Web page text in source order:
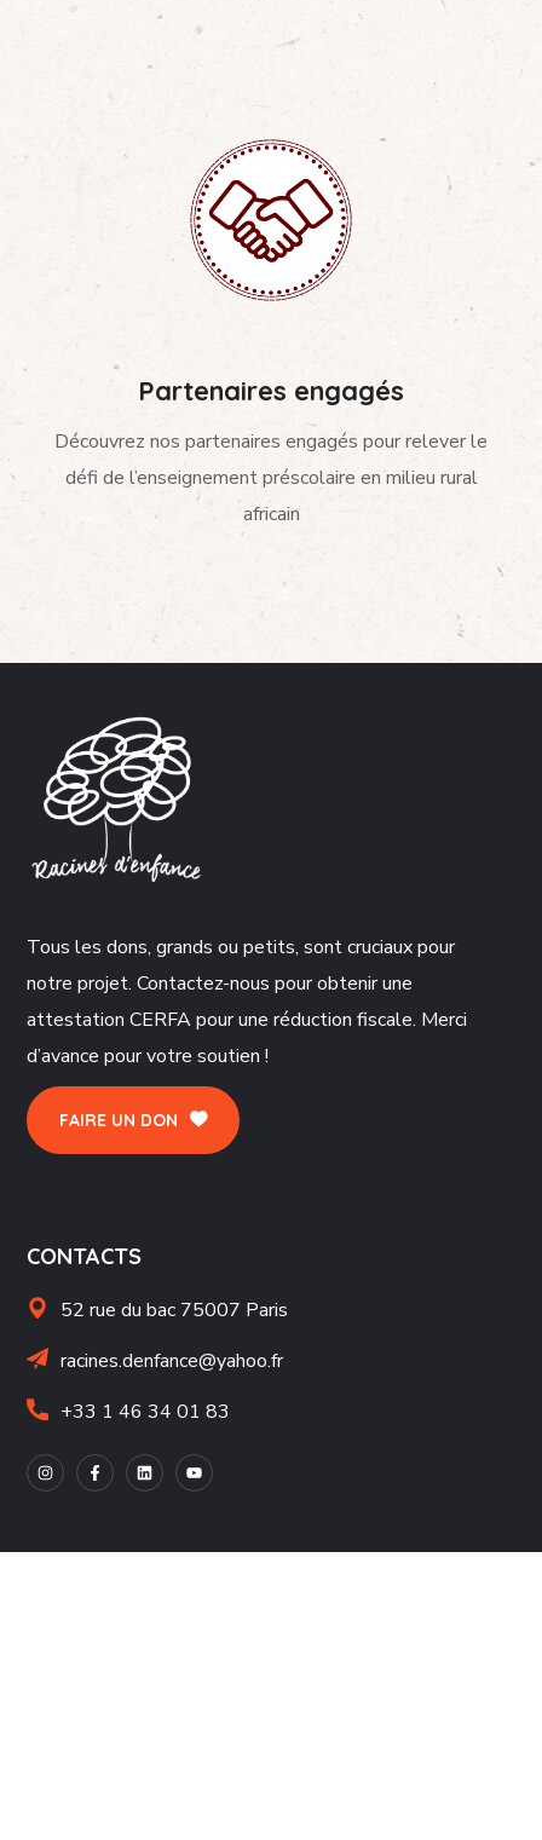
Partenaires engagés
Découvrez nos partenaires engagés pour relever le
défi de l’enseignement préscolaire en milieu rural
africain
Tous les dons, grands ou petits, sont cruciaux pour
notre projet. Contactez-nous pour obtenir une
attestation CERFA pour une réduction fiscale. Merci
d’avance pour votre soutien !
FAIRE UN DON
CONTACTS
52 rue du bac 75007 Paris
racines.denfance@yahoo.fr
+33 1 46 34 01 83